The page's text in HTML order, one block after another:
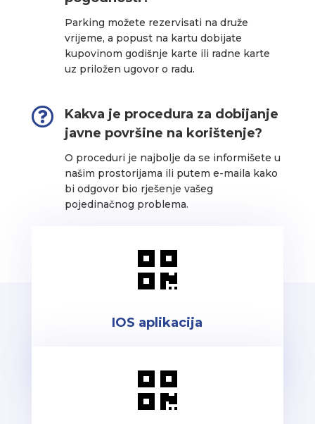
Parking možete rezervisati na druže
vrijeme, a popust na kartu dobijate
kupovinom godišnje karte ili radne karte
uz priložen ugovor o radu.

Kakva je procedura za dobijanje
javne površine na korištenje?
O proceduri je najbolje da se informišete u
našim prostorijama ili putem e-maila kako
bi odgovor bio rješenje vašeg
pojedinačnog problema.

IOS aplikacija
